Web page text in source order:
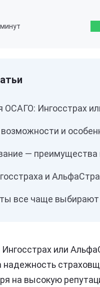
ОСАГО: Ингосстрах
и
— преимущества
и
все чаще
или
надежность
на высокую